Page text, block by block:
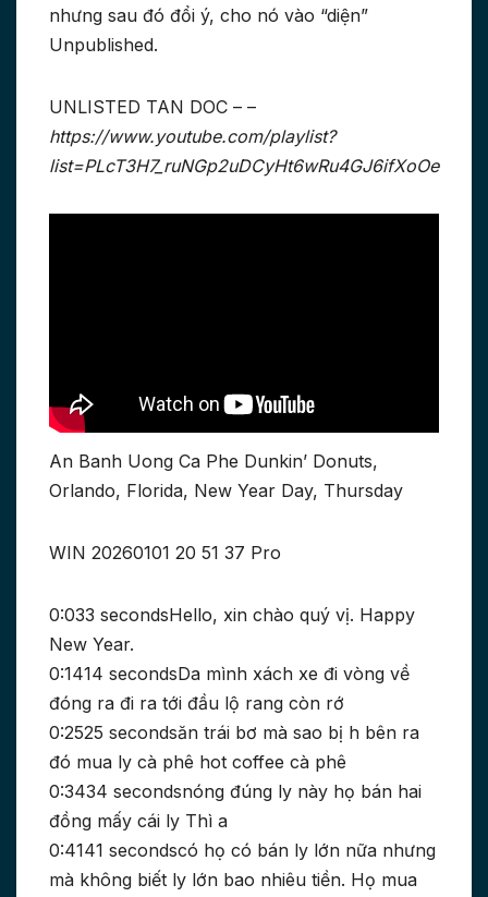
nhưng sau đó đổi ý, cho nó vào “diện”
Unpublished.
UNLISTED TAN DOC – –
https://www.youtube.com/playlist?
list=PLcT3H7_ruNGp2uDCyHt6wRu4GJ6ifXoOe
An Banh Uong Ca Phe Dunkin’ Donuts,
Orlando, Florida, New Year Day, Thursday
WIN 20260101 20 51 37 Pro
0:033 secondsHello, xin chào quý vị. Happy
New Year.
0:1414 secondsDa mình xách xe đi vòng về
đóng ra đi ra tới đầu lộ rang còn rớ
0:2525 secondsăn trái bơ mà sao bị h bên ra
đó mua ly cà phê hot coffee cà phê
0:3434 secondsnóng đúng ly này họ bán hai
đồng mấy cái ly Thì a
0:4141 secondscó họ có bán ly lớn nữa nhưng
mà không biết ly lớn bao nhiêu tiền. Họ mua